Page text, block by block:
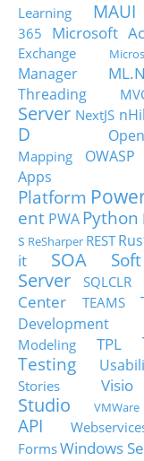
Learning
MAUI
365
Microsoft
Exchange
Manager
Threading
Server NextJS
D
Mapping
OWASP
Apps
Platform
ent PWA Python
s ReSharper REST
it
SOA
Server
SQLCLR
Center
TEAMS
Development
Modeling
TPL
Testing
Stories
Visio
Studio
VMWare
API
FormsWindows